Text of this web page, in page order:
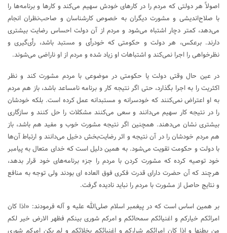
اصولاً هر دولتی که مردم را در کارهای خودش سهیم می‌کند و کارها و برنامه‌ها را
با صلاح‌اندیشی و مشورت دیگران به خصوص کارشناسان و صاحب‌نظران انجام
می‌دهد، کمتر دچار اشتباه می‌شود و مردم از آن دولت احساس رضایت بیشتری
دارند. برعکس، هر دولت و حکومتی که خودرأی و مستبد باشد، رأی‌گیری و
نظرخواهی را اجرا نمی‌کند و اشتباهات او زیاد شده و مردم از او ناراضی می‌شوند.
در عین حال وقتی دولت یا حکومتی در موضوعی با مردم مشورت کند و نظر
اکثریت را به اجرا بگذارد، حتی اگر نتیجه کار و برنامه نامساعد باشد، باز هم مردم
به او اعتراض نمی‌کنند که خودسرانه و مستبدانه عمل کرده است. بلکه خودشان
را در نتیجه کار سهیم می‌دانند و سعی می‌کنند مشکلات را حل کنند و سازگاری
بیشتری نشان می‌دهند. همچنین اگر نتیجه مشورت خوب و مفید هم باشد، باز
هم مردم خودشان را در آن نتیجه و اثر رضایت‌بخش دخیل می‌دانند و ارتباط آن‌ها
با دولت و حکومت تقویت می‌شود. به همین دلیل است که خدای متعال به پیامبر
خود توصیه کرده که مشورت کردن با مردم را جزء برنامه‌های خود قرار بدهد،
هرچند که آن حضرت دارای قدرت فکری فوق العاده ای بودند ولی توجه به منافع
و نتایج حاصل از مشورت با مردم را نباید نادیده گرفت.
بر همین اساس است که در پیغمبر اسلام صلی‌الله علیه و آله فرمودند: «اذا کان
امرائکم خیارکم و اغنیائکم سمحائکم و امرکم شورى بینکم فظهر الارض خیر لکم